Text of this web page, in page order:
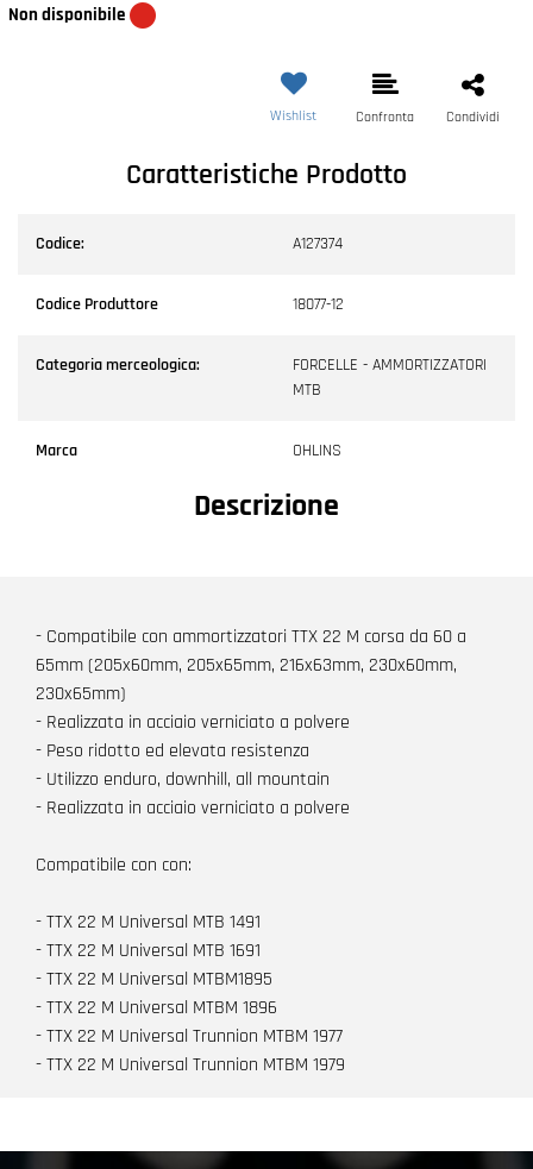
Non disponibile
Wishlist Confronta Condividi
Caratteristiche Prodotto
Codice: A127374
Codice Produttore 18077-12
Categoria merceologica:
FORCELLE - AMMORTIZZATORI
MTB
Marca OHLINS
Descrizione
- Compatibile con ammortizzatori TTX 22 M corsa da 60 a
65mm (205x60mm, 205x65mm, 216x63mm, 230x60mm,
230x65mm)
- Realizzata in acciaio verniciato a polvere
- Peso ridotto ed elevata resistenza
- Utilizzo enduro, downhill, all mountain
- Realizzata in acciaio verniciato a polvere
Compatibile con con:
- TTX 22 M Universal MTB 1491
- TTX 22 M Universal MTB 1691
- TTX 22 M Universal MTBM1895
- TTX 22 M Universal MTBM 1896
- TTX 22 M Universal Trunnion MTBM 1977
- TTX 22 M Universal Trunnion MTBM 1979